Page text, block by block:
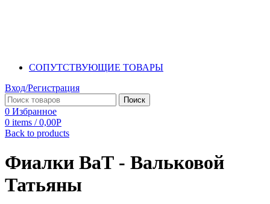
СОПУТСТВУЮЩИЕ ТОВАРЫ
Вход/Регистрация
Поиск
0 Избранное
0 items / 0,00Р
Back to products
Фиалки ВаТ - Вальковой
Татьяны